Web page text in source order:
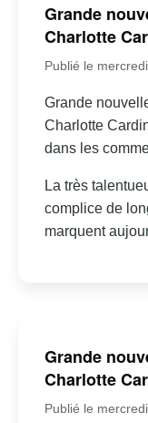
Grande
Charlotte
Publié le
Grande
Charlotte
dans les
La très
complice de
marquent
Grande
Charlotte
Publié le